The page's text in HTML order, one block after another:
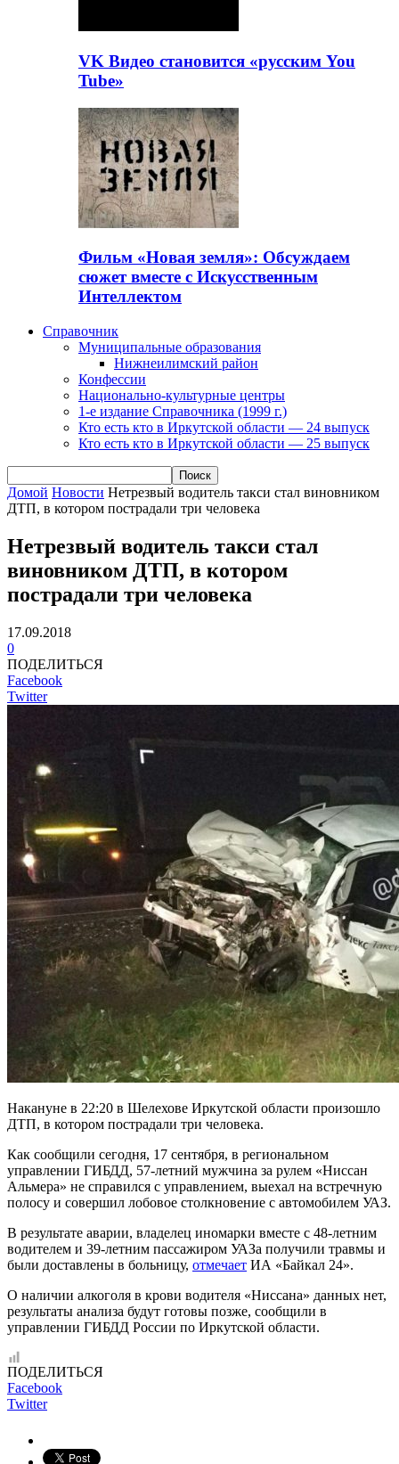
VK Видео становится «русским You
Tube»
Фильм «Новая земля»: Обсуждаем
сюжет вместе с Искусственным
Интеллектом
Справочник
Муниципальные образования
Нижнеилимский район
Конфессии
Национально-культурные центры
1-е издание Справочника (1999 г.)
Кто есть кто в Иркутской области — 24 выпуск
Кто есть кто в Иркутской области — 25 выпуск
Домой Новости Нетрезвый водитель такси стал виновником
ДТП, в котором пострадали три человека
Нетрезвый водитель такси стал
виновником ДТП, в котором
пострадали три человека
17.09.2018
0
ПОДЕЛИТЬСЯ
Facebook
Twitter
Накануне в 22:20 в Шелехове Иркутской области произошло
ДТП, в котором пострадали три человека.
Как сообщили сегодня, 17 сентября, в региональном
управлении ГИБДД, 57-летний мужчина за рулем «Ниссан
Альмера» не справился с управлением, выехал на встречную
полосу и совершил лобовое столкновение с автомобилем УАЗ.
В результате аварии, владелец иномарки вместе с 48-летним
водителем и 39-летним пассажиром УАЗа получили травмы и
были доставлены в больницу, отмечает ИА «Байкал 24».
О наличии алкоголя в крови водителя «Ниссана» данных нет,
результаты анализа будут готовы позже, сообщили в
управлении ГИБДД России по Иркутской области.
ПОДЕЛИТЬСЯ
Facebook
Twitter